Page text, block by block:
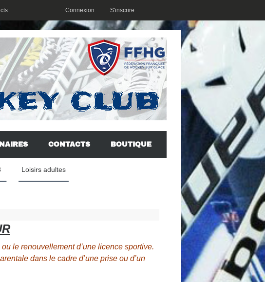
Connexion S'inscrire
CONTACTS BOUTIQUE
Loisirs adultes
le renouvellement d’une licence sportive.
dans le cadre d’une prise ou d’un